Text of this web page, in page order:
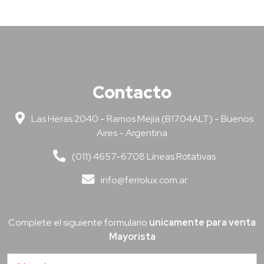
Contacto
Las Heras 2040 - Ramos Mejía (B1704ALT) - Buenos
Aires - Argentina
(011) 4657-6708 Líneas Rotativas
info@ferrolux.com.ar
Complete el siguiente formulario unicamente para venta
Mayorista